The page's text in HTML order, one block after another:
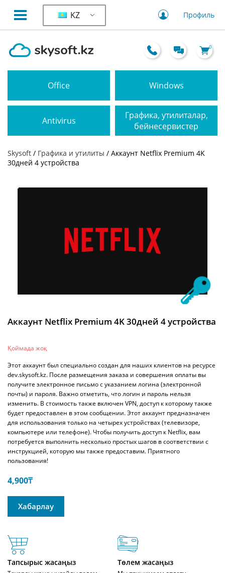
KZ Профиль
0
Office Windows
Antivirus
Графика, утилиталар,
бейнесервистер
Skysoft / Графика и утилиты / Аккаунт Netflix Premium 4K
30дней 4 устройствa
Аккаунт Netflix Premium 4K 30дней 4 устройствa
Қоймада жоқ
Этот аккаунт был специально создан для наших клиентов на ресурсе
dev.skysoft.kz. После размещения заказа и совершения оплаты вы
получите электронное письмо с указанием логина (электронной
почты) и пароля. Важно отметить, что логин и пароль нельзя
изменить. В стоимость также включен VPN, доступ к которому также
будет предоставлен в этом сообщении. Этот аккаунт предназначен
для использования только на четырех устройствах (телевизоре,
компьютере или телефоне). Чтобы получить доступ к Netflix, вам
потребуется выполнить несколько простых шагов в соответствии с
инструкцией, которую мы также предоставим. Приятного
пользования!
4,900₸
Хабарлау
Тапсырыс жасаңыз Төлем жасаңыз